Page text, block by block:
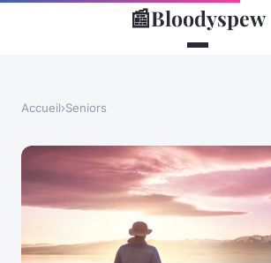
📰Bloodyspew
Accueil›Seniors